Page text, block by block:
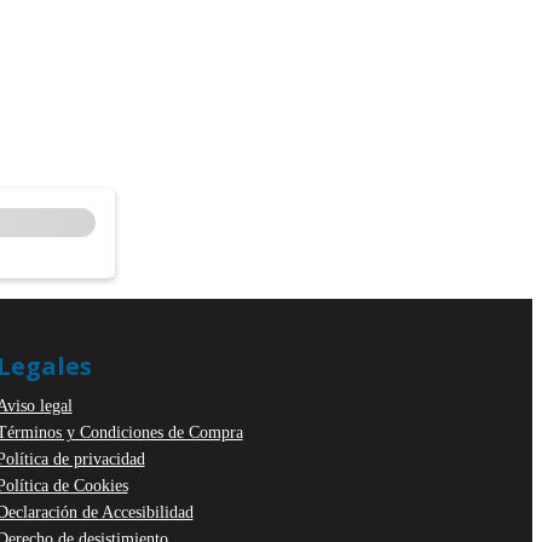
legal
y Condiciones de Compra
de privacidad
de Cookies
de Accesibilidad